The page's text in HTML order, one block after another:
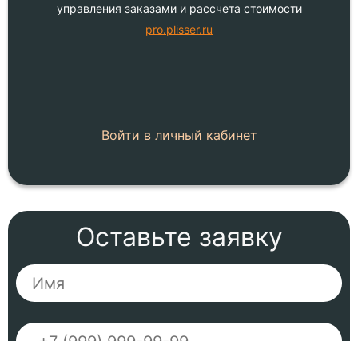
управления заказами и рассчета стоимости
pro.plisser.ru
Войти в личный кабинет
Оставьте заявку